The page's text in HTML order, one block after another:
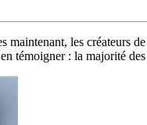
les créateurs
témoigner : la majorité